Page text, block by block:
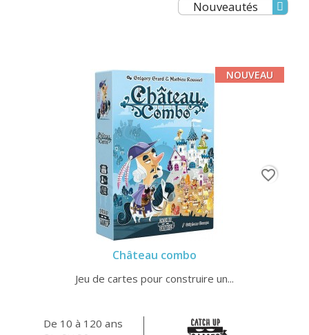
Nouveautés
Château combo
Jeu de cartes pour construire un...
De 10 à 120 ans
NOUVEAU
favorite_border